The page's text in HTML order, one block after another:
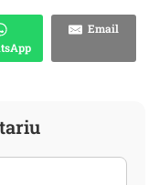
Email